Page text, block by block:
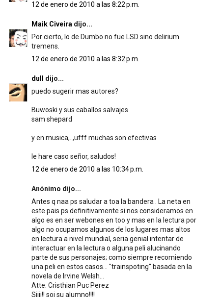
12 de enero de 2010 a las 8:22 p.m.
Maik Civeira dijo...
Por cierto, lo de Dumbo no fue LSD sino delirium
tremens.
12 de enero de 2010 a las 8:32 p.m.
dull
dijo...
puedo sugerir mas autores?
Buwoski y sus caballos salvajes
sam shepard
y en musica,..,ufff muchas son efectivas
le hare caso señor, saludos!
12 de enero de 2010 a las 10:34 p.m.
Anónimo dijo...
Antes q naa ps saludar a toa la bandera . La neta en
este pais ps definitivamente si nos consideramos en
algo es en ser webones en too y mas en la lectura por
algo no ocupamos algunos de los lugares mas altos
en lectura a nivel mundial, seria genial intentar de
interactuar en la lectura o alguna peli alucinando
parte de sus personajes; como siempre recomiendo
una peli en estos casos... "trainspoting" basada en la
novela de Irvine Welsh...
Atte: Cristhian Puc Perez
Siiii!! soi su alumno!!!!